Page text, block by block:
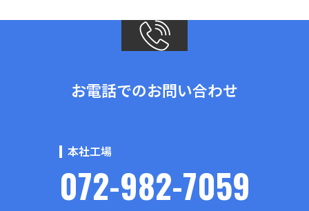
お電話でのお問い合わせ
本社工場
072-982-7059